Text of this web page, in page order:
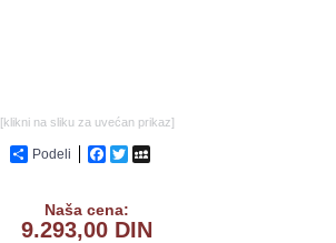
[klikni na sliku za uvećan prikaz]
Podeli Facebook
Twitter
Naša cena:
9.293,00 DIN